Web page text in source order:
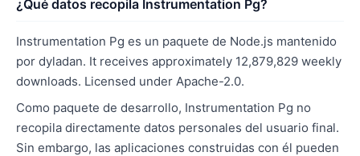
¿Qué datos recopila Instrumentation Pg?
Instrumentation Pg es un paquete de Node.js mantenido
por dyladan. It receives approximately 12,879,829 weekly
downloads. Licensed under Apache-2.0.
Como paquete de desarrollo, Instrumentation Pg no
recopila directamente datos personales del usuario final.
Sin embargo, las aplicaciones construidas con él pueden